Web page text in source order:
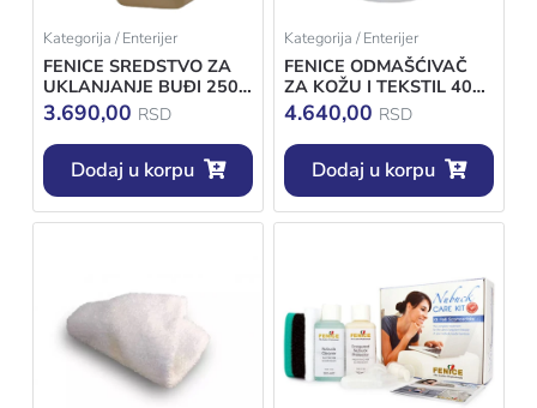
Kategorija / Enterijer
FENICE SREDSTVO ZA
UKLANJANJE BUĐI 250
ML
3.690,00 RSD
Dodaj u korpu
Kategorija / Enterijer
FENICE ODMAŠĆIVAČ
ZA KOŽU I TEKSTIL 400
ML
4.640,00 RSD
Dodaj u korpu